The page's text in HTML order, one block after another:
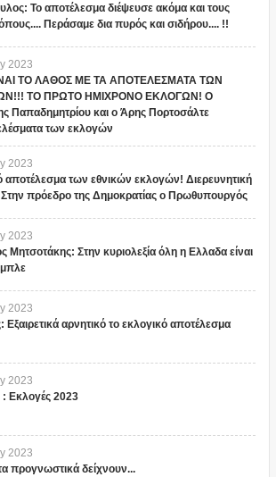
Το αποτέλεσμα διέψευσε ακόμα και τους
Περάσαμε δια πυρός και σιδήρου.... !!
2023
ΤΟ ΛΑΘΟΣ ΜΕ ΤΑ ΑΠΟΤΕΛΕΣΜΑΤΑ ΤΩΝ
ΤΟ ΠΡΩΤΟ ΗΜΙΧΡΟΝΟ ΕΚΛΟΓΩΝ! Ο
Παπαδημητρίου και ο Άρης Πορτοσάλτε
των εκλογών
2023
αποτέλεσμα των εθνικών εκλογών! Διερευνητική
πρόεδρο της Δημοκρατίας ο Πρωθυπουργός
2023
Μητσοτάκης: Στην κυριολεξία όλη η Ελλαδα είναι
2023
Εξαιρετικά αρνητικό το εκλογικό αποτέλεσμα
2023
: Εκλογές 2023
2023
προγνωστικά δείχνουν...